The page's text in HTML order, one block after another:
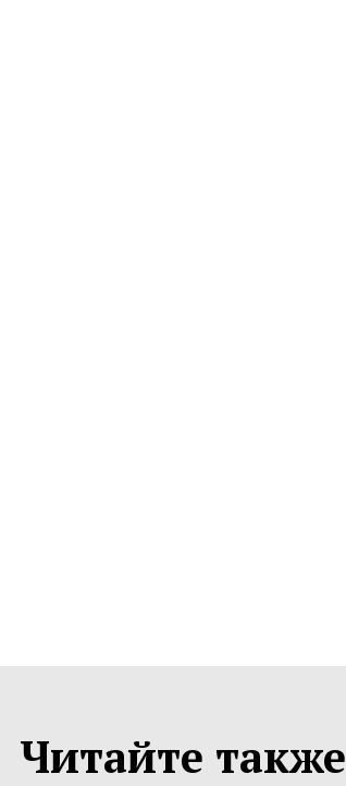
Читайте также